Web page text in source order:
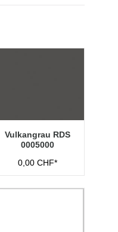
Vulkangrau RDS
0005000
0,00 CHF*